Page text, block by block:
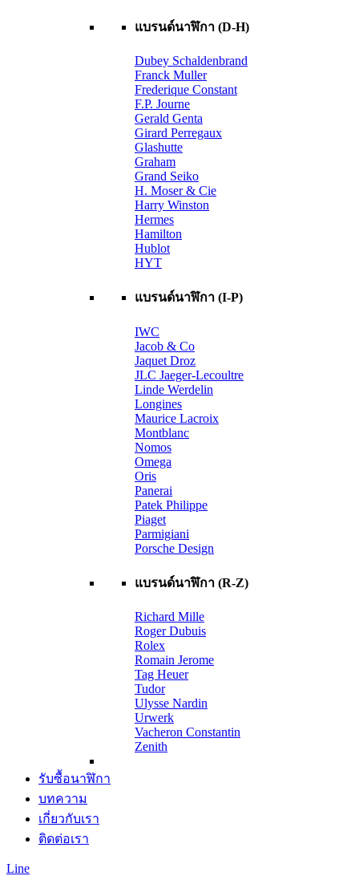
แบรนด์นาฬิกา (D-H)
Dubey Schaldenbrand
Franck Muller
Frederique Constant
F.P. Journe
Gerald Genta
Girard Perregaux
Glashutte
Graham
Grand Seiko
H. Moser & Cie
Harry Winston
Hermes
Hamilton
Hublot
HYT
แบรนด์นาฬิกา (I-P)
IWC
Jacob & Co
Jaquet Droz
JLC Jaeger-Lecoultre
Linde Werdelin
Longines
Maurice Lacroix
Montblanc
Nomos
Omega
Oris
Panerai
Patek Philippe
Piaget
Parmigiani
Porsche Design
แบรนด์นาฬิกา (R-Z)
Richard Mille
Roger Dubuis
Rolex
Romain Jerome
Tag Heuer
Tudor
Ulysse Nardin
Urwerk
Vacheron Constantin
Zenith
รับซื้อนาฬิกา
บทความ
เกี่ยวกับเรา
ติดต่อเรา
Line